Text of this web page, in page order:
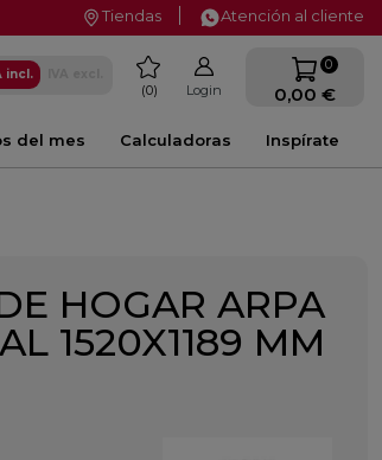
Tiendas Atención al cliente
incl. favorite
0 Login
0
0,00 €
Inspírate
Calculadoras
del mes
HOGAR ARPA
1520X1189 MM